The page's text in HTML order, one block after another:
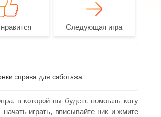
Следующая игра
справа для саботажа
в которой вы будете помогать коту
играть, вписывайте ник и жмите